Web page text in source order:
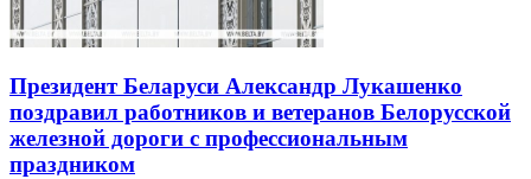
Президент Беларуси Александр Лукашенко
поздравил работников и ветеранов Белорусской
железной дороги с профессиональным
праздником